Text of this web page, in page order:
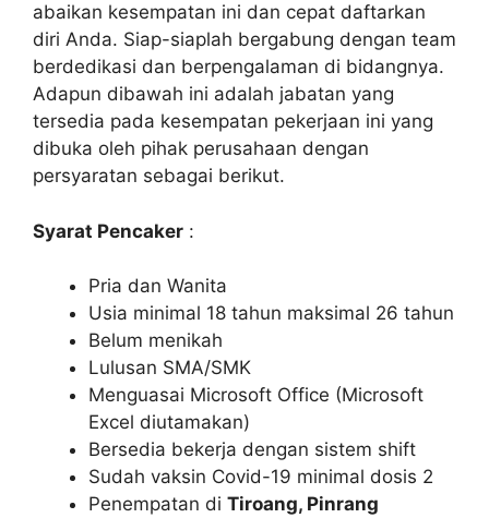
abaikan kesempatan ini dan cepat daftarkan
diri Anda. Siap-siaplah bergabung dengan team
berdedikasi dan berpengalaman di bidangnya.
Adapun dibawah ini adalah jabatan yang
tersedia pada kesempatan pekerjaan ini yang
dibuka oleh pihak perusahaan dengan
persyaratan sebagai berikut.
Syarat Pencaker :
Pria dan Wanita
Usia minimal 18 tahun maksimal 26 tahun
Belum menikah
Lulusan SMA/SMK
Menguasai Microsoft Office (Microsoft
Excel diutamakan)
Bersedia bekerja dengan sistem shift
Sudah vaksin Covid-19 minimal dosis 2
Penempatan di Tiroang, Pinrang